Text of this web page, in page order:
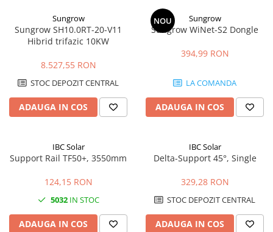
Sungrow
Sungrow SH10.0RT-20-V11
Hibrid trifazic 10KW
8.527,55 RON
STOC DEPOZIT CENTRAL
ADAUGA IN COS
NOU Sungrow
Sungrow WiNet-S2 Dongle
394,99 RON
LA COMANDA
ADAUGA IN COS
IBC Solar
Support Rail TF50+, 3550mm
124,15 RON
5032IN STOC
ADAUGA IN COS
IBC Solar
Delta-Support 45°, Single
329,28 RON
STOC DEPOZIT CENTRAL
ADAUGA IN COS